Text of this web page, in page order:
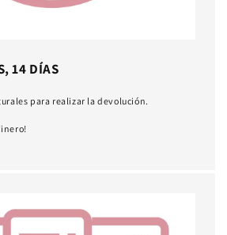
14 DÍAS
para realizar la devolución.